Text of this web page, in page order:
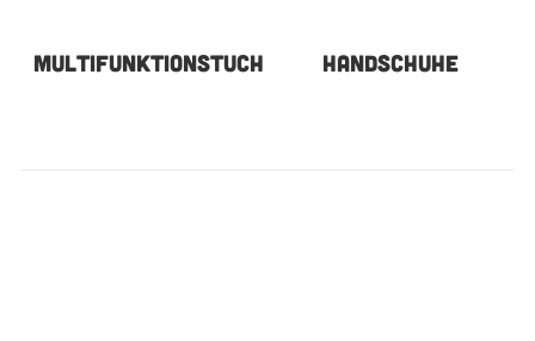
MULTIFUNKTIONSTUCH HANDSCHUHE